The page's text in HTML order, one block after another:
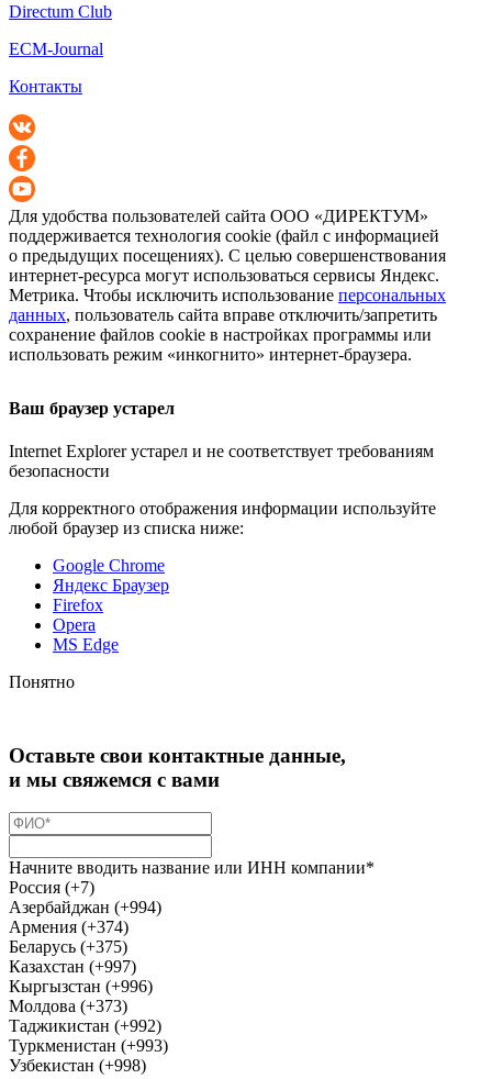
Directum Club
ECM-Journal
Контакты
Для удобства пользователей сайта ООО «ДИРЕКТУМ»
поддерживается технология cookie (файл с информацией
о предыдущих посещениях). С целью совершенствования
интернет-ресурса могут использоваться сервисы Яндекс.
Метрика. Чтобы исключить использование персональных
данных, пользователь сайта вправе отключить/запретить
сохранение файлов cookie в настройках программы или
использовать режим «инкогнито» интернет-браузера.
Ваш браузер устарел
Internet Explorer устарел и не соответствует требованиям
безопасности
Для корректного отображения информации используйте
любой браузер из списка ниже:
Google Chrome
Яндекс Браузер
Firefox
Opera
MS Edge
Понятно
Оставьте свои контактные данные,
и мы свяжемся с вами
Начните вводить название или ИНН компании*
Россия (+7)
Азербайджан (+994)
Армения (+374)
Беларусь (+375)
Казахстан (+997)
Кыргызстан (+996)
Молдова (+373)
Таджикистан (+992)
Туркменистан (+993)
Узбекистан (+998)